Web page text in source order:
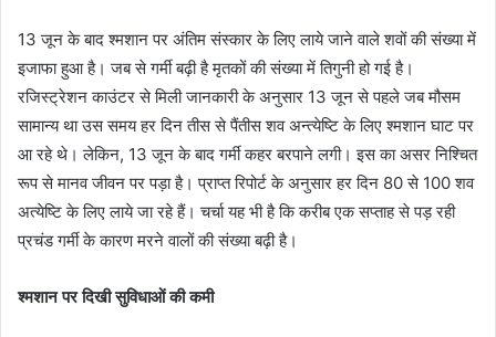
13 जून के बाद श्मशान पर अंतिम संस्कार के लिए लाये जाने वाले शवों की संख्या में
इजाफा हुआ है। जब से गर्मी बढ़ी है मृतकों की संख्या में तिगुनी हो गई है।
रजिस्ट्रेशन काउंटर से मिली जानकारी के अनुसार 13 जून से पहले जब मौसम
सामान्य था उस समय हर दिन तीस से पैंतीस शव अन्त्येष्टि के लिए श्मशान घाट पर
आ रहे थे। लेकिन, 13 जून के बाद गर्मी कहर बरपाने लगी। इस का असर निश्चित
रूप से मानव जीवन पर पड़ा है। प्राप्त रिपोर्ट के अनुसार हर दिन 80 से 100 शव
अत्येष्टि के लिए लाये जा रहे हैं। चर्चा यह भी है कि करीब एक सप्ताह से पड़ रही
प्रचंड गर्मी के कारण मरने वालों की संख्या बढ़ी है।
श्मशान पर दिखी सुविधाओं की कमी